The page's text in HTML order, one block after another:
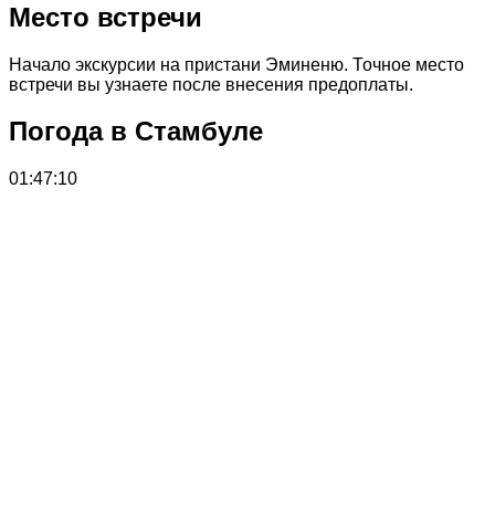
Место встречи
Начало экскурсии на пристани Эминеню. Точное место
встречи вы узнаете после внесения предоплаты.
Погода в Стамбуле
01:47:10